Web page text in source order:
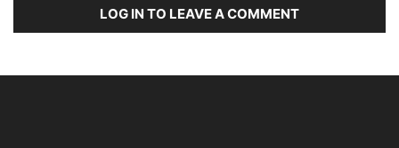
LOG IN TO LEAVE A COMMENT